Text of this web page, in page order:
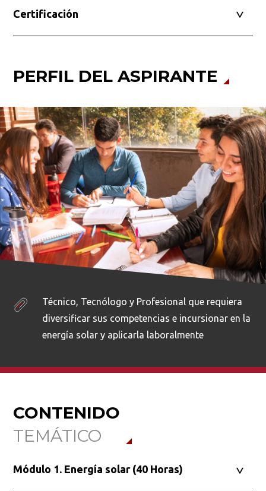
Certificación
PERFIL DEL ASPIRANTE
Técnico, Tecnólogo y Profesional que requiera
diversificar sus competencias e incursionar en la
energía solar y aplicarla laboralmente
CONTENIDO
TEMÁTICO
Módulo 1. Energía solar (40 Horas)